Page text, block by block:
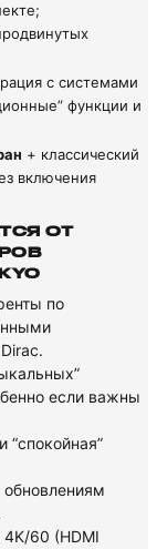
с системами
функции и
+ классический
включения
ОТ
по
если важны
и “спокойная”
4K/60 (HDMI